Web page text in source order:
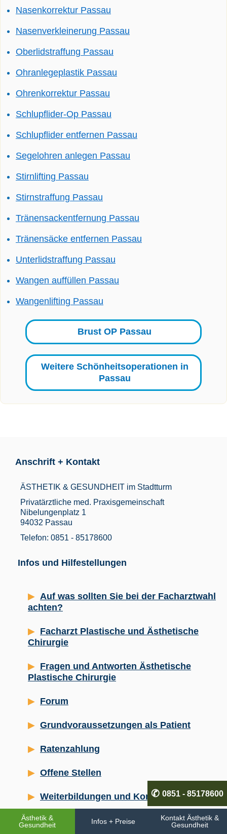
Infos + Preise
Ästhetik &
Gesundheit
Kontakt Ästhetik &
Gesundheit
0851 - 85178600
Nasenkorrektur Passau
Nasenverkleinerung Passau
Oberlidstraffung Passau
Ohranlegeplastik Passau
Ohrenkorrektur Passau
Schlupflider-Op Passau
Schlupflider entfernen Passau
Segelohren anlegen Passau
Stirnlifting Passau
Stirnstraffung Passau
Tränensackentfernung Passau
Tränensäcke entfernen Passau
Unterlidstraffung Passau
Wangen auffüllen Passau
Wangenlifting Passau
Brust OP Passau
Weitere Schönheitsoperationen in
Passau
Anschrift + Kontakt
ÄSTHETIK & GESUNDHEIT im Stadtturm
Privatärztliche med. Praxisgemeinschaft
Nibelungenplatz 1
94032 Passau
Telefon: 0851 - 85178600
Infos und Hilfestellungen
Auf was sollten Sie bei der Facharztwahl
achten?
Facharzt Plastische und Ästhetische
Chirurgie
Fragen und Antworten Ästhetische
Plastische Chirurgie
Forum
Grundvoraussetzungen als Patient
Ratenzahlung
Offene Stellen
Weiterbildungen und Kongress für Ärzte
Onlineshop Kompressionsmieder,